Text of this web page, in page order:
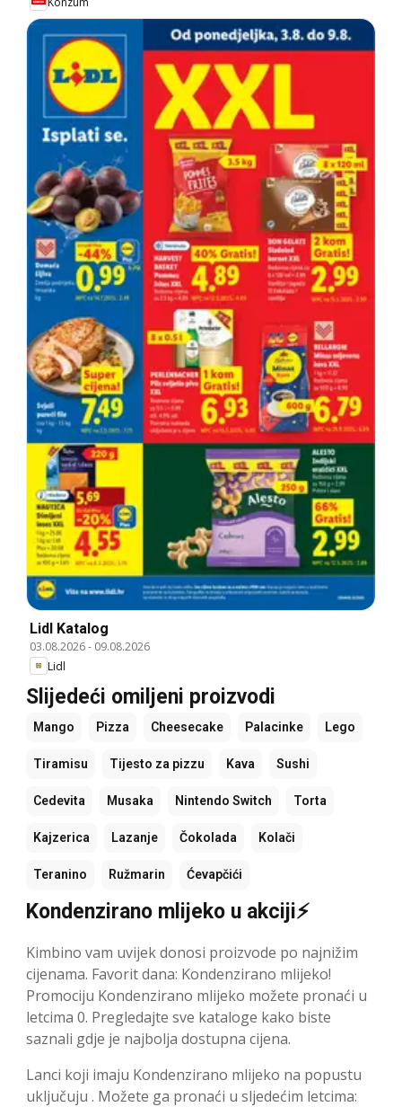
Lidl Katalog
03.08.2026- 09.08.2026
Lidl
Slijedeći omiljeni proizvodi
Mango Pizza Cheesecake Palacinke Lego
Tiramisu Tijesto za pizzu Kava Sushi
Cedevita Musaka Nintendo Switch Torta
Kajzerica Lazanje Čokolada Kolači
Teranino Ružmarin Ćevapčići
Kondenzirano mlijeko u akciji⚡
Kimbino vam uvijek donosi proizvode po najnižim
cijenama. Favorit dana: Kondenzirano mlijeko!
Promociju Kondenzirano mlijeko možete pronaći u
letcima 0. Pregledajte sve kataloge kako biste
saznali gdje je najbolja dostupna cijena.
Lanci koji imaju Kondenzirano mlijeko na popustu
uključuju . Možete ga pronaći u sljedećim letcima: